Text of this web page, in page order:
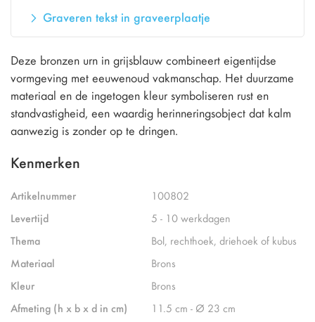
Graveren tekst in graveerplaatje
Deze bronzen urn in grijsblauw combineert eigentijdse
vormgeving met eeuwenoud vakmanschap. Het duurzame
materiaal en de ingetogen kleur symboliseren rust en
standvastigheid, een waardig herinneringsobject dat kalm
aanwezig is zonder op te dringen.
Kenmerken
Artikelnummer
100802
Levertijd
5 - 10 werkdagen
Thema
Bol, rechthoek, driehoek of kubus
Materiaal
Brons
Kleur
Brons
Afmeting (h x b x d in cm)
11.5 cm - Ø 23 cm